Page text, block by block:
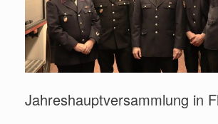
Jahreshauptversammlung in